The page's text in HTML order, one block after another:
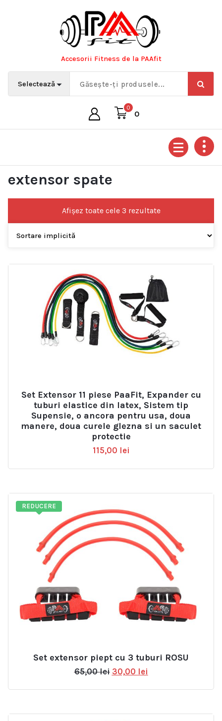
Accesorii Fitness de la PAAfit
0
0
extensor spate
Afișez toate cele 3 rezultate
Set Extensor 11 piese PaaFit, Expander cu
tuburi elastice din latex, Sistem tip
Supensie, o ancora pentru usa, doua
manere, doua curele glezna si un saculet
protectie
115,00 lei
REDUCERE
Set extensor piept cu 3 tuburi ROSU
65,00lei Prețul
a
30,00 lei
este: